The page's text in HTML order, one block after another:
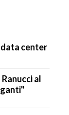
data center
al